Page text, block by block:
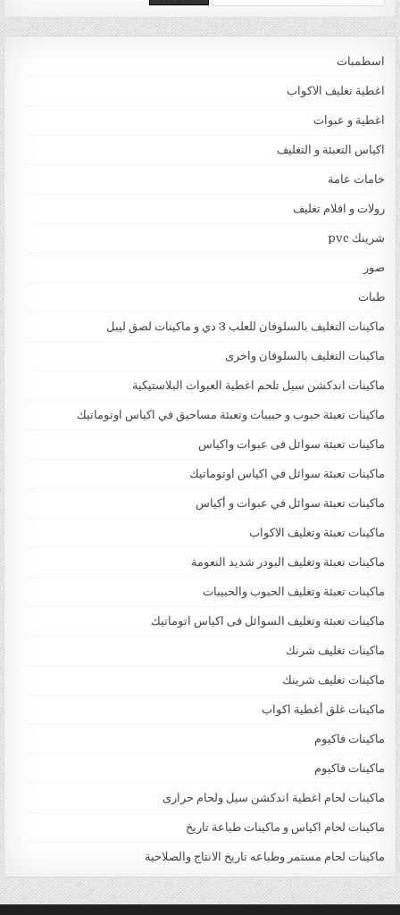
اسطمبات
اغطية تغليف الاكواب
اغطية و عبوات
اكياس التعبئة و التغليف
خامات عامة
رولات و افلام تغليف
شرينك pvc
صور
طبات
ماكينات التغليف بالسلوفان للعلب 3 دي و ماكينات لصق ليبل
ماكينات التغليف بالسلوفان واخرى
ماكينات اندكشن سيل تلحم اغطية العبوات البلاستيكية
ماكينات تعبئة حبوب و حبيبات وتعبئة مساحيق في اكياس اوتوماتيك
ماكينات تعبئة سوائل فى عبوات واكياس
ماكينات تعبئة سوائل في اكياس اوتوماتيك
ماكينات تعبئة سوائل في عبوات و أكياس
ماكينات تعبئة وتغليف الاكواب
ماكينات تعبئة وتغليف البودر شديد النعومة
ماكينات تعبئة وتغليف الحبوب والحبيبات
ماكينات تعبئة وتغليف السوائل فى اكياس اتوماتيك
ماكينات تغليف شرنك
ماكينات تغليف شرينك
ماكينات غلق أغطية اكواب
ماكينات فاكيوم
ماكينات فاكيوم
ماكينات لحام اغطية اندكشن سيل ولحام حرارى
ماكينات لحام اكياس و ماكينات طباعة تاريخ
ماكينات لحام مستمر وطباعه تاريخ الانتاج والصلاحية